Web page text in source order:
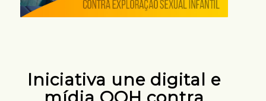
Iniciativa une digital e